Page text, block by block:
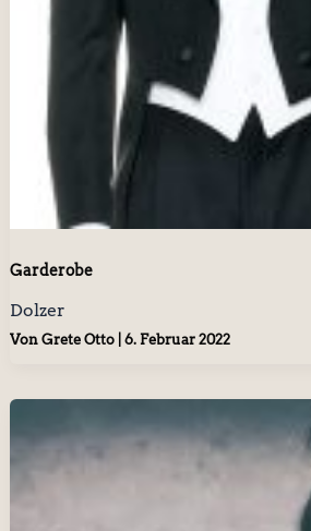
Garderobe
Dolzer
Von Grete Otto 6. Februar 2022